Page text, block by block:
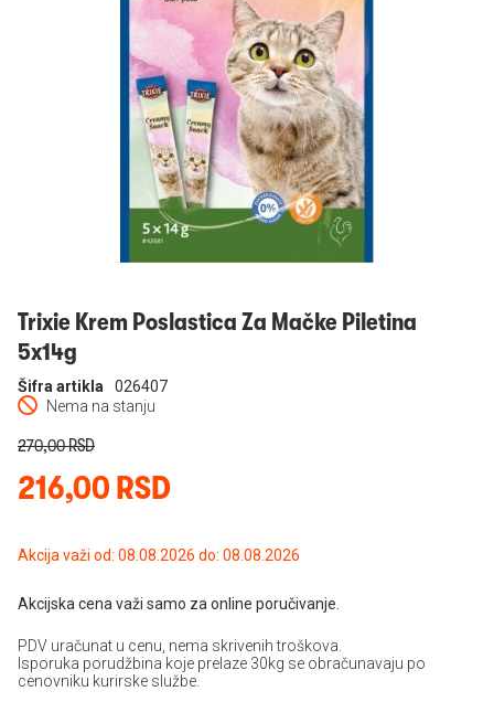
Trixie Krem Poslastica Za Mačke Piletina
5x14g
Nema na stanju
Šifra artikla 026407
216,00 RSD
270,00 RSD
Akcija važi od: 08.08.2026 do: 08.08.2026
Akcijska cena važi samo za online poručivanje.
PDV uračunat u cenu, nema skrivenih troškova.
Isporuka porudžbina koje prelaze 30kg se obračunavaju po
cenovniku kurirske službe.